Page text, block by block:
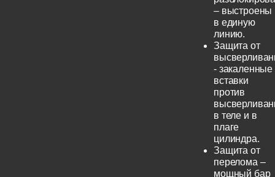
– выстроены
в единую
линию.
Защита от
- закаленные
вставки
против
в теле и в
плаге
цилиндра.
Защита от
перелома –
мощный бар